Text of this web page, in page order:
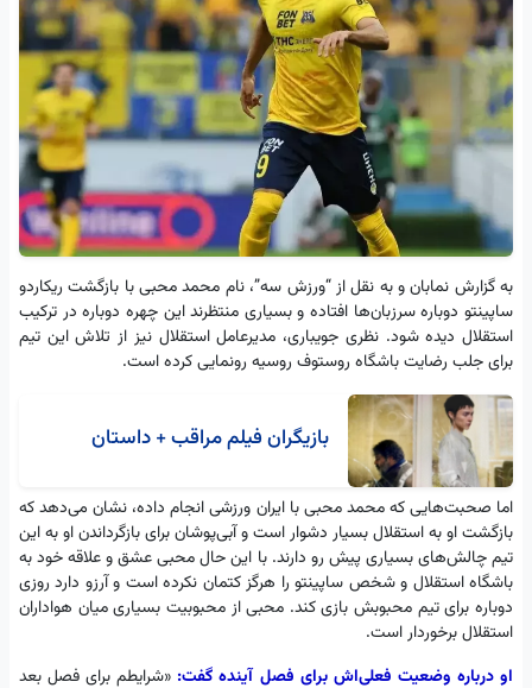
به گزارش نمابان و به نقل از “ورزش سه”، نام محمد محبی با بازگشت ریکاردو
ساپینتو دوباره سرزبان‌ها افتاده و بسیاری منتظرند این چهره دوباره در ترکیب
استقلال دیده شود. نظری جویباری، مدیرعامل استقلال نیز از تلاش این تیم
برای جلب رضایت باشگاه روستوف روسیه رونمایی کرده است.
بازیگران فیلم مراقب + داستان
اما صحبت‌هایی که محمد محبی با ایران ورزشی انجام داده، نشان می‌دهد که
بازگشت او به استقلال بسیار دشوار است و آبی‌پوشان برای بازگرداندن او به این
تیم چالش‌های بسیاری پیش رو دارند. با این حال محبی عشق و علاقه خود به
باشگاه استقلال و شخص ساپینتو را هرگز کتمان نکرده است و آرزو دارد روزی
دوباره برای تیم محبوبش بازی کند. محبی از محبوبیت بسیاری میان هواداران
استقلال برخوردار است.
او درباره وضعیت فعلی‌اش برای فصل آینده گفت: «شرایطم برای فصل بعد